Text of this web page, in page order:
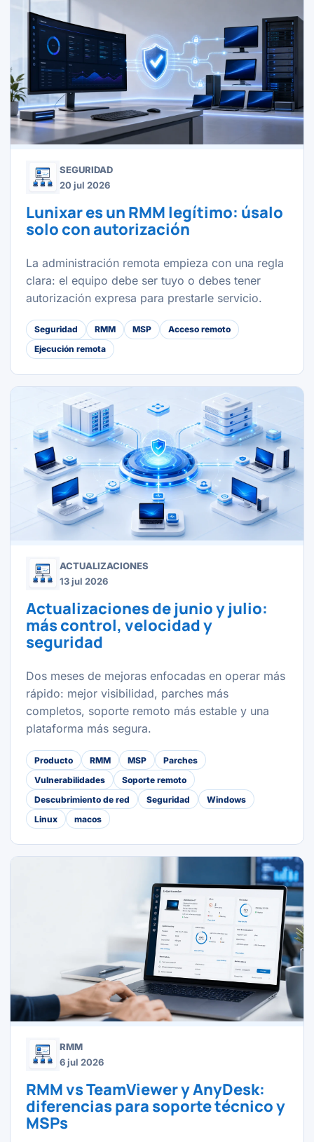
SEGURIDAD
20 jul 2026
Lunixar es un RMM legítimo: úsalo
solo con autorización
La administración remota empieza con una regla
clara: el equipo debe ser tuyo o debes tener
autorización expresa para prestarle servicio.
Seguridad RMM MSP
Acceso remoto
Ejecución remota
ACTUALIZACIONES
13 jul 2026
Actualizaciones de junio y julio:
más control, velocidad y
seguridad
Dos meses de mejoras enfocadas en operar más
rápido: mejor visibilidad, parches más
completos, soporte remoto más estable y una
plataforma más segura.
Producto RMM MSP
Parches
Vulnerabilidades
Soporte remoto
Descubrimiento de red
Seguridad
Windows
Linux
macos
RMM
6 jul 2026
RMM vs TeamViewer y AnyDesk:
diferencias para soporte técnico y
MSPs